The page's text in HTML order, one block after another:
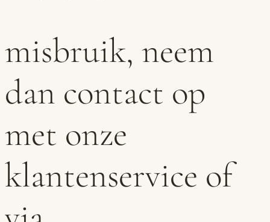
misbruik, neem
dan contact op
met onze
klantenservice of